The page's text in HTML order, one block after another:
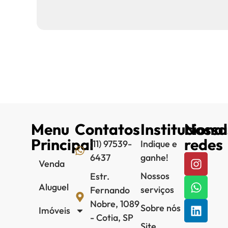
Menu
Principal
Venda
Aluguel
Imóveis
Contatos
(11) 97539-
6437
Estr.
Fernando
Nobre, 1089
- Cotia, SP
Institucional
Indique e
ganhe!
Nossos
serviços
Sobre nós
redes